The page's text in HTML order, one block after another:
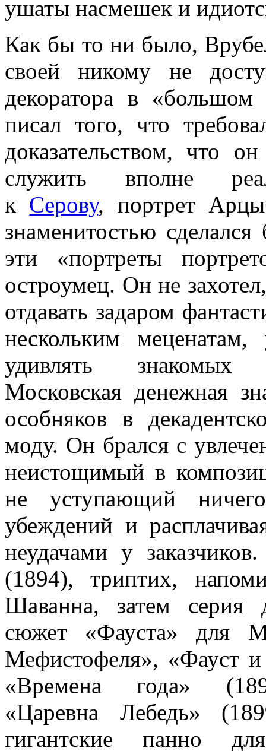
ушаты насмешек и
Как бы то ни было,
своей никому не
декоратора в
писал того, что
доказательством, что
служить вполне
к Серову, портрет
знаменитостью
эти «портреты
остроумец. Он не
отдавать задаром
нескольким
удивлять знакомых
Московская денежная
особняков в
моду. Он брался с
неистощимый в
не уступающий
убеждений и
неудачами у
(1894), триптих,
Шаванна, затем серия
сюжет «Фауста» для
Мефистофеля», «Фауст
«Времена года»
«Царевна Лебедь»
гигантские панно